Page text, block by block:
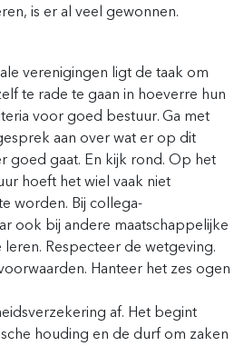
is er al veel gewonnen.
verenigingen ligt de taak om
te rade te gaan in hoeverre hun
voor goed bestuur. Ga met
aan over wat er op dit
goed gaat. En kijk rond. Op het
hoeft het wiel vaak niet
worden. Bij collega-
ook bij andere maatschappelijke
leren. Respecteer de wetgeving.
Hanteer het zes ogen
af. Het begint
houding en de durf om zaken